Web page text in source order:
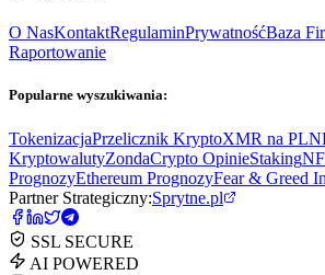
O NasKontaktRegulaminPrywatnośćBaza
Raportowanie
Popularne wyszukiwania:
TokenizacjaPrzelicznik KryptoXMR na PLN
KryptowalutyZondaCrypto OpinieStaking
PrognozyEthereum PrognozyFear & Greed
Partner Strategiczny:Sprytne.pl
SSL SECURE
AI POWERED